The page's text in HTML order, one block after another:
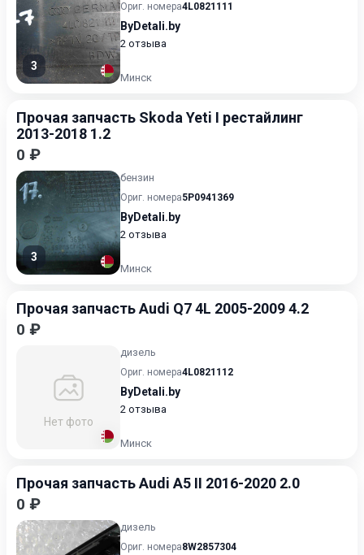
3
Ориг. номера4L0821111
ByDetali.by
2 отзыва
Минск
Прочая запчасть Skoda Yeti I рестайлинг
2013-2018 1.2
0 ₽
3
бензин
Ориг. номера5P0941369
ByDetali.by
2 отзыва
Минск
Прочая запчасть Audi Q7 4L 2005-2009 4.2
0 ₽
Нет фото
дизель
Ориг. номера4L0821112
ByDetali.by
2 отзыва
Минск
Прочая запчасть Audi A5 II 2016-2020 2.0
0 ₽
дизель
Ориг. номера8W2857304